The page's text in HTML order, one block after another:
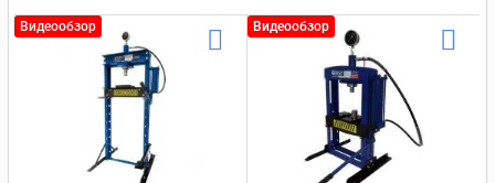
Видеообзор Видеообзор